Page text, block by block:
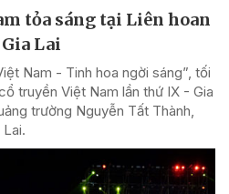
tỏa sáng tại Liên hoan
Lai
Nam - Tinh hoa ngời sáng”, tối
truyền Việt Nam lần thứ IX - Gia
trường Nguyễn Tất Thành,